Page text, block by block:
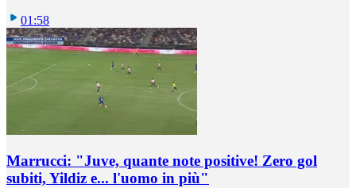
01:58
Marrucci: "Juve, quante note positive! Zero gol
subiti, Yildiz e... l'uomo in più"